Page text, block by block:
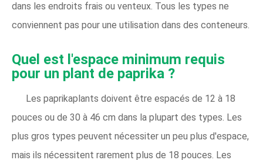
dans les endroits frais ou venteux. Tous les types ne
conviennent pas pour une utilisation dans des conteneurs.
Quel est l'espace minimum requis
pour un plant de paprika ?
Les paprikaplants doivent être espacés de 12 à 18
pouces ou de 30 à 46 cm dans la plupart des types. Les
plus gros types peuvent nécessiter un peu plus d'espace,
mais ils nécessitent rarement plus de 18 pouces. Les